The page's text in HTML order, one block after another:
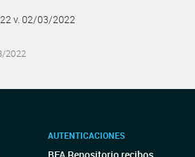
v. 02/03/2022
2022
AUTENTICACIONES